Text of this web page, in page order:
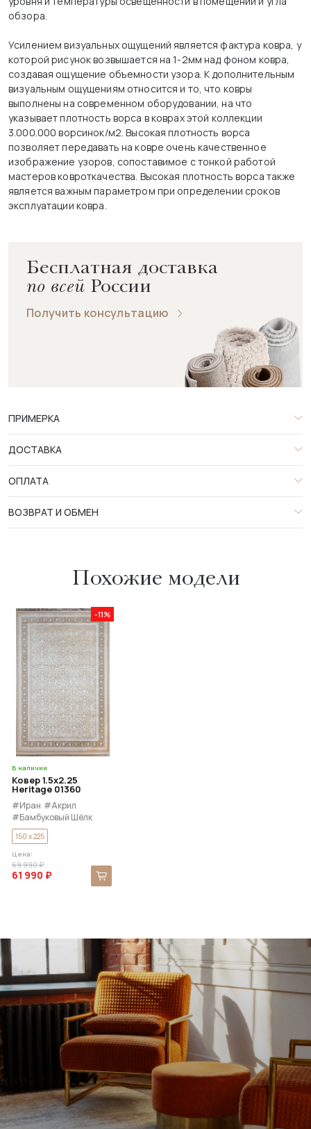
обзора.
Усилением визуальных ощущений является фактура ковра, у
которой рисунок возвышается на 1-2мм над фоном ковра,
создавая ощущение объемности узора. К дополнительным
визуальным ощущениям относится и то, что ковры
выполнены на современном оборудовании, на что
указывает плотность ворса в коврах этой коллекции
3.000.000 ворсинок/м2. Высокая плотность ворса
позволяет передавать на ковре очень качественное
изображение узоров, сопоставимое с тонкой работой
мастеров ковроткачества. Высокая плотность ворса также
является важным параметром при определении сроков
эксплуатации ковра.
Бесплатная доставка
по всей России
Получить консультацию
ПРИМЕРКА
ДОСТАВКА
ОПЛАТА
ВОЗВРАТ И ОБМЕН
Похожие модели
-11%
В наличии
Ковер 1.5x2.25
Heritage 01360
#Иран #Акрил
#Бамбуковый Шёлк
150 x 225
Цена:
69 990 ₽
61 990 ₽